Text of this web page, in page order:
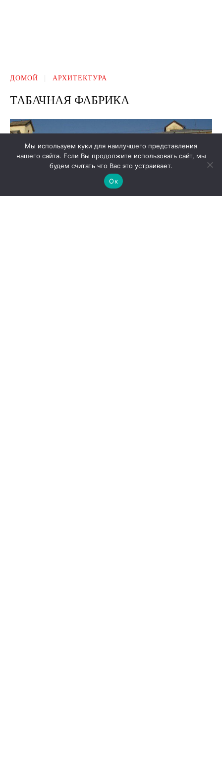
Мы используем куки для наилучшего представления
нашего сайта. Если Вы продолжите использовать сайт, мы
будем считать что Вас это устраивает.
Ок